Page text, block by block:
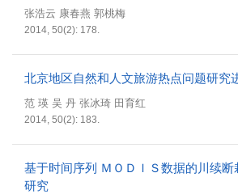
张浩云 康春燕 郭桃梅
2014, 50(2): 178.
北京地区自然和人文旅游热点问题研究
范 瑛 吴 丹 张冰琦 田育红
2014, 50(2): 183.
基于时间序列 ＭＯＤＩＳ数据的川续
研究